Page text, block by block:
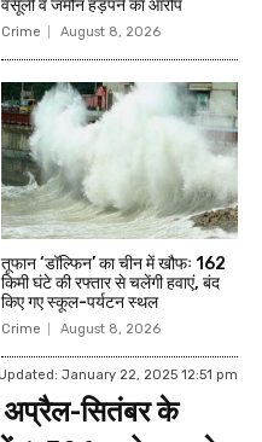
वसूली व जमीन हड़पने का आरोप
Crime August 8, 2026
तूफान ‘डॉल्फिन’ का चीन में खौफः 162
किमी घंटे की रफ्तार से चलेंगी हवाएं, बंद
किए गए स्कूल-पर्यटन स्थल
Crime August 8, 2026